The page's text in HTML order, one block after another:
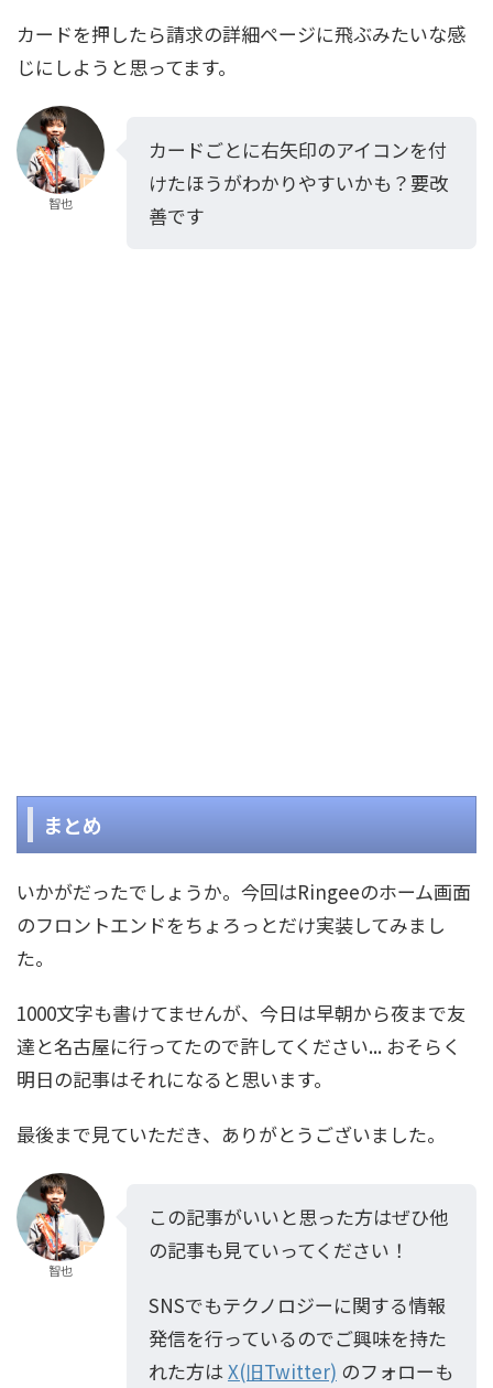
カードを押したら請求の詳細ページに飛ぶみたいな感
じにしようと思ってます。
智也
カードごとに右矢印のアイコンを付
けたほうがわかりやすいかも？要改
善です
まとめ
いかがだったでしょうか。今回はRingeeのホーム画面
のフロントエンドをちょろっとだけ実装してみまし
た。
1000文字も書けてませんが、今日は早朝から夜まで友
達と名古屋に行ってたので許してください... おそらく
明日の記事はそれになると思います。
最後まで見ていただき、ありがとうございました。
智也
この記事がいいと思った方はぜひ他
の記事も見ていってください！
SNSでもテクノロジーに関する情報
発信を行っているのでご興味を持た
れた方はX(旧Twitter) のフォローも